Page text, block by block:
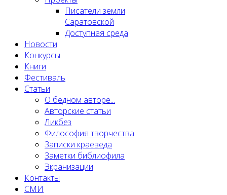
Писатели земли
Саратовской
Доступная среда
Новости
Конкурсы
Книги
Фестиваль
Статьи
О бедном авторе...
Авторские статьи
Ликбез
Философия творчества
Записки краеведа
Заметки библиофила
Экранизации
Контакты
СМИ